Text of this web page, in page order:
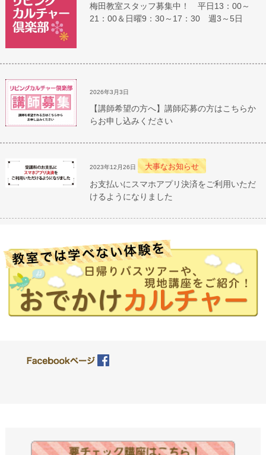
梅田教室スタッフ募集中！ 平日13：00～
21：00＆日曜9：30～17：30 週3～5日
2026年3月3日
【講師希望の方へ】講師応募の方はこちらか
らお申し込みください
2023年12月26日 大事なお知らせ
お支払いにスマホアプリ決済をご利用いただ
けるようになりました